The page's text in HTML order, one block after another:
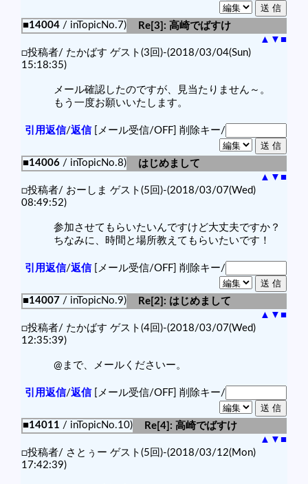
■14004 / inTopicNo.7)
Re[3]: 高崎でばすけ
▲ ▼ ■
□投稿者/ たかばす ゲスト(3回)-(2018/03/04(Sun)
15:18:35)
メール確認したのですが、見当たりません～。
もう一度お願いいたします。
引用返信/返信[メール受信/OFF] 削除キー/
■14006 / inTopicNo.8)
はじめまして
▲ ▼ ■
□投稿者/ おーしま ゲスト(5回)-(2018/03/07(Wed)
08:49:52)
参加させてもらいたいんですけど大丈夫ですか？
ちなみに、時間と場所教えてもらいたいです！
引用返信/返信[メール受信/OFF] 削除キー/
■14007 / inTopicNo.9)
Re[2]: はじめまして
▲ ▼ ■
□投稿者/ たかばす ゲスト(4回)-(2018/03/07(Wed)
12:35:39)
@まで、メールくださいー。
引用返信/返信[メール受信/OFF] 削除キー/
■14011 / inTopicNo.10)
Re[4]: 高崎でばすけ
▲ ▼ ■
□投稿者/ さとぅー ゲスト(5回)-(2018/03/12(Mon)
17:42:39)